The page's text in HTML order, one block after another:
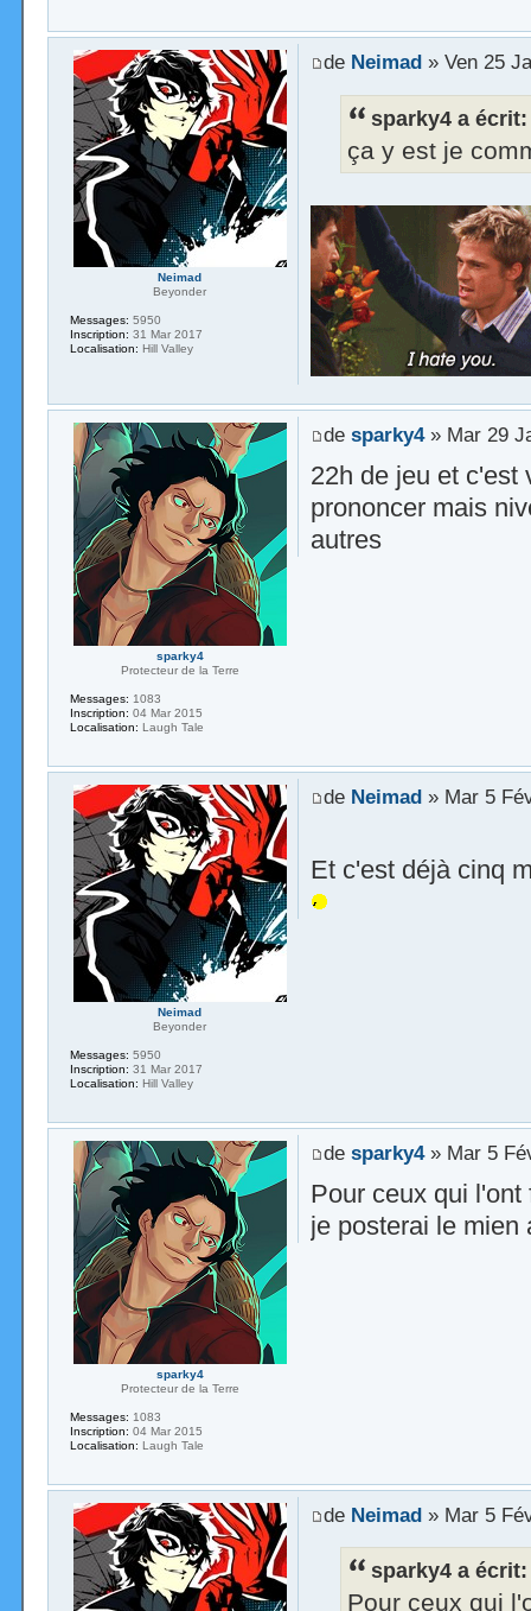
de Neimad » Ven 25
sparky4 a écrit:
ça y est je
Neimad
Beyonder
Messages: 5950
Inscription: 31 Mar 2017
Localisation: Hill Valley
de sparky4» Mar 29
22h de jeu et
prononcer mais
autres
sparky4
Protecteur de la Terre
Messages: 1083
Inscription: 04 Mar 2015
Localisation: Laugh Tale
de Neimad» Mar 5
Et c'est déjà cinq
Neimad
Beyonder
Messages: 5950
Inscription: 31 Mar 2017
Localisation: Hill Valley
de sparky4» Mar 5
Pour ceux qui
je posterai le mien
sparky4
Protecteur de la Terre
Messages: 1083
Inscription: 04 Mar 2015
Localisation: Laugh Tale
de Neimad» Mar 5
sparky4 a écrit:
Pour ceux qui